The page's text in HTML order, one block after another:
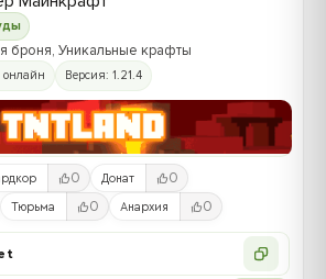
броня, Уникальные крафты
онлайн Версия: 1.21.4
0 Донат 0
Тюрьма 0 Анархия 0